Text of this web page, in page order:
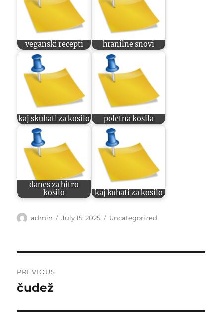
veganski recepti hranilne snovi
kaj skuhati za kosilo poletna kosila
danes za hitro
kosilo
kaj kuhati za kosilo
Author
admin
Posted
July 15, 2025 Categories
Uncategorized
navigation
PREVIOUS
Previous
čudež